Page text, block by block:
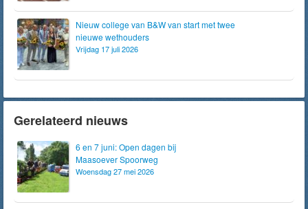
Nieuw college van B&W van start met twee
nieuwe wethouders
Vrijdag 17 juli 2026
Gerelateerd nieuws
6 en 7 juni: Open dagen bij
Maasoever Spoorweg
Woensdag 27 mei 2026